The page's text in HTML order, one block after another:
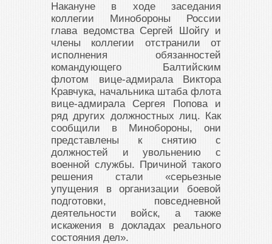
Накануне в ходе заседания
коллегии Минобороны России
глава ведомства Сергей Шойгу и
члены коллегии отстранили от
исполнения обязанностей
командующего Балтийским
флотом вице-адмирала Виктора
Кравчука, начальника штаба флота
вице-адмирала Сергея Попова и
ряд других должностных лиц. Как
сообщили в Минобороны, они
представлены к снятию с
должностей и увольнению с
военной службы. Причиной такого
решения стали «серьезные
упущения в организации боевой
подготовки, повседневной
деятельности войск, а также
искажения в докладах реального
состояния дел».